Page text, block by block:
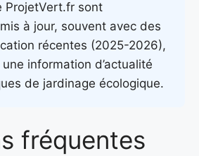
ProjetVert.fr sont
à jour, souvent avec des
récentes (2025-2026),
information d’actualité
de jardinage écologique.
fréquentes